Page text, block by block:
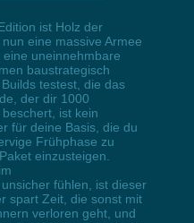
ist Holz der
eine massive Armee
uneinnehmbare
baustrategisch
testest, die das
der dir 1000
ist kein
für deine Basis, die du
Frühphase zu
einzusteigen.
fühlen, ist dieser
spart Zeit, die sonst mit
verloren geht, und